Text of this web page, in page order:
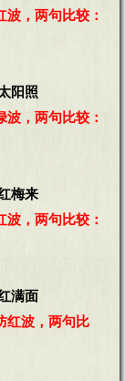
，两句比较：
阳照
，两句比较：
梅来
，两句比较：
满面
红波，两句比